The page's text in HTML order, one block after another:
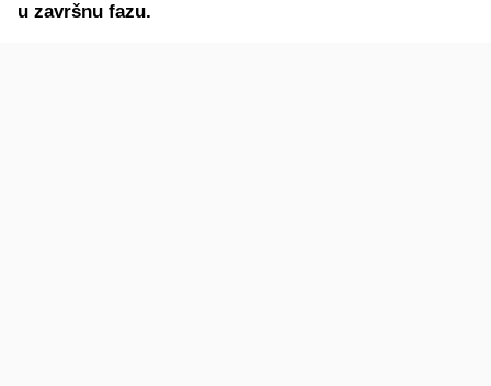
u završnu fazu.